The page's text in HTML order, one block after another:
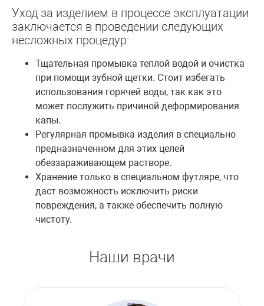
Уход за изделием в процессе эксплуатации
заключается в проведении следующих
несложных процедур:
Тщательная промывка теплой водой и очистка
при помощи зубной щетки. Стоит избегать
использования горячей воды, так как это
может послужить причиной деформирования
капы.
Регулярная промывка изделия в специально
предназначенном для этих целей
обеззараживающем растворе.
Хранение только в специальном футляре, что
даст возможность исключить риски
повреждения, а также обеспечить полную
чистоту.
Наши врачи